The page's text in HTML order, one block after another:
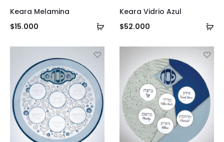
Añadir
Keara Melamina
$15.000
Keara Vidrio Azul
$52.000